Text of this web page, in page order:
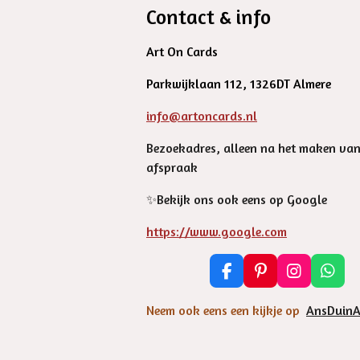
Contact & info
Art On Cards
Parkwijklaan 112, 1326DT Almere
info@artoncards.nl
Bezoekadres, alleen na het maken
afspraak
✨️Bekijk ons ook eens op Google
https://www.google.com
F
a
c
P
i
n
t
I
n
s
t
W
h
a
Neem ook eens een kijkje op